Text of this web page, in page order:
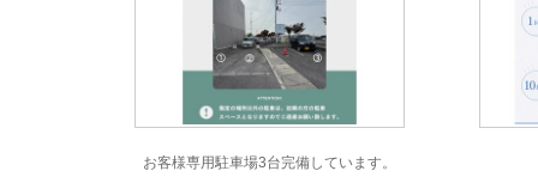
お客様専用駐車場3台完備しています。